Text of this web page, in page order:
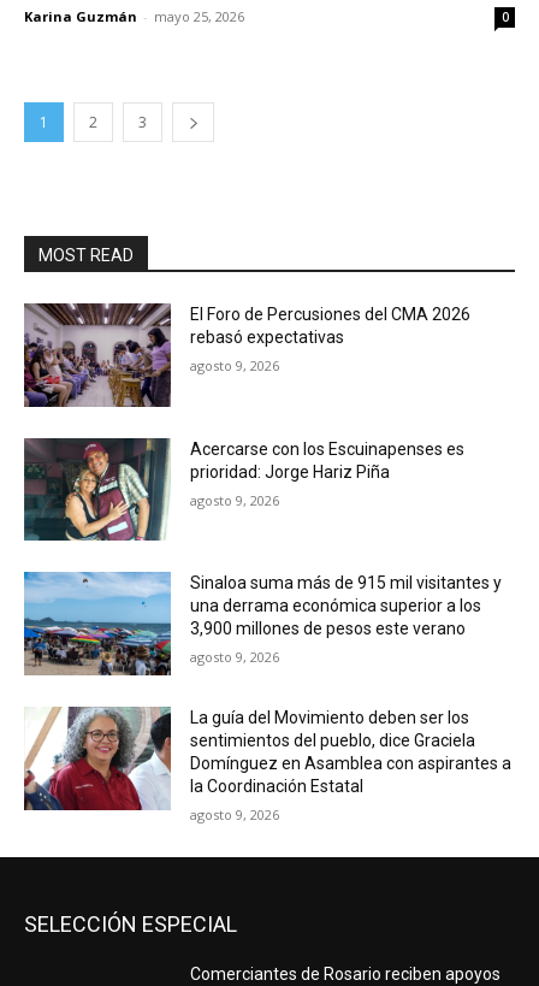
Karina Guzmán - mayo 25, 2026 0
1 2 3
MOST READ
El Foro de Percusiones del CMA 2026
rebasó expectativas
agosto 9, 2026
Acercarse con los Escuinapenses es
prioridad: Jorge Hariz Piña
agosto 9, 2026
Sinaloa suma más de 915 mil visitantes y
una derrama económica superior a los
3,900 millones de pesos este verano
agosto 9, 2026
La guía del Movimiento deben ser los
sentimientos del pueblo, dice Graciela
Domínguez en Asamblea con aspirantes a
la Coordinación Estatal
agosto 9, 2026
SELECCIÓN ESPECIAL
Comerciantes de Rosario reciben apoyos